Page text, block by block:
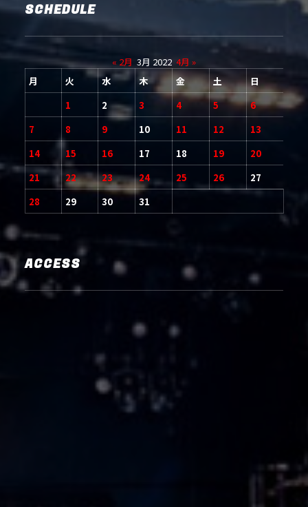
SCHEDULE
« 2月 3月 2022 4月 »
月
火 水 木 金 土
日
1
2 3 4 5
6
7
8 9 10 11 12
13
14
15 16 17 18 19
20
21
22 23 24 25 26
27
28
29 30 31
ACCESS